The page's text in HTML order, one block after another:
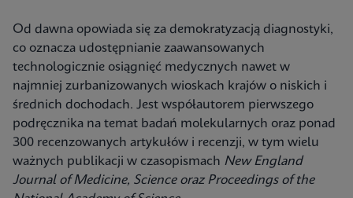
Od dawna opowiada się za demokratyzacją diagnostyki,
co oznacza udostępnianie zaawansowanych
technologicznie osiągnięć medycznych nawet w
najmniej zurbanizowanych wioskach krajów o niskich i
średnich dochodach. Jest współautorem pierwszego
podręcznika na temat badań molekularnych oraz ponad
300 recenzowanych artykułów i recenzji, w tym wielu
ważnych publikacji w czasopismach New England
Journal of Medicine, Science oraz Proceedings of the